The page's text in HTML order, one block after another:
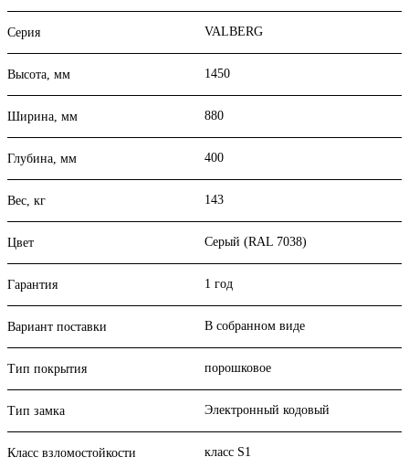
Серия VALBERG
Высота, мм 1450
Ширина, мм 880
Глубина, мм 400
Вес, кг 143
Цвет Серый (RAL 7038)
Гарантия 1 год
Вариант поставки В собранном виде
Тип покрытия порошковое
Тип замка Электронный кодовый
Класс взломостойкости класс S1